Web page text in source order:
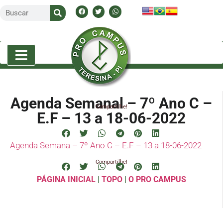
Agenda Semanal – 7º Ano C –
E.F – 13 a 18-06-2022
Compartilhe!
Agenda Semana – 7º Ano C – E.F – 13 a 18-06-2022
Compartilhe!
PÁGINA INICIAL| TOPO| O PRO CAMPUS